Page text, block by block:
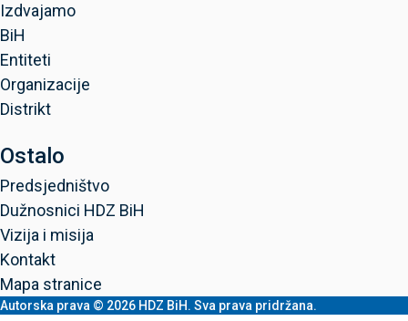
Izdvajamo
BiH
Entiteti
Organizacije
Distrikt
Ostalo
Predsjedništvo
Dužnosnici HDZ BiH
Vizija i misija
Kontakt
Mapa stranice
Autorska prava © 2026 HDZ BiH. Sva prava pridržana.